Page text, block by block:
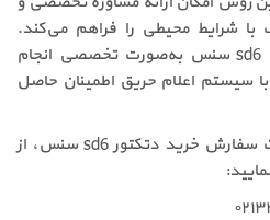
شرایط محیطی را فراهم می‌کند.
فروش دتکتور افزایش حرارتی sd6 سنس به‌صورت تخصصی انجام
سیستم اعلام حریق اطمینان حاصل
برای دریافت قیمت به‌روز و ثبت سفارش خرید دتکتور sd6 سنس، از